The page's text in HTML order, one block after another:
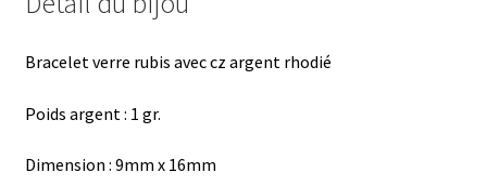
Bracelet verre rubis avec cz argent rhodié
Poids argent : 1 gr.
Dimension : 9mm x 16mm